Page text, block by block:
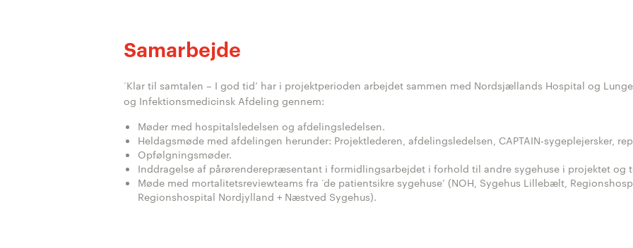
Samarbejde
‘Klar til samtalen – I god tid’ har i projektperioden arbejdet sammen med Nordsjællands Hospital og
og Infektionsmedicinsk Afdeling gennem:
Møder med hospitalsledelsen og afdelingsledelsen.
Heldagsmøde med afdelingen herunder: Projektlederen, afdelingsledelsen, CAPTAIN-sygeplejersker,
Opfølgningsmøder.
Inddragelse af pårørenderepræsentant i formidlingsarbejdet i forhold til andre sygehuse i projektet og
Møde med mortalitetsreviewteams fra ‘de patientsikre sygehuse’ (NOH, Sygehus Lillebælt,
Regionshospital Nordjylland + Næstved Sygehus).